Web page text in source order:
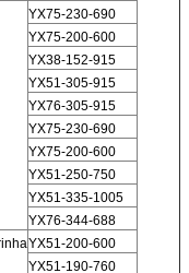
YX75-230-690
YX75-200-600
YX38-152-915
YX51-305-915
YX76-305-915
YX75-230-690
YX75-200-600
YX51-250-750
YX51-335-1005
YX76-344-688
YX51-200-600
YX51-190-760